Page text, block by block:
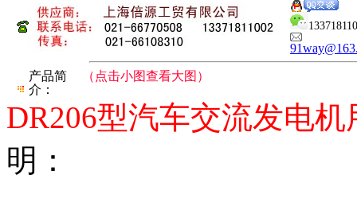
产品简
介：
（点击小图查看大图）
DR206型汽车交流发电
明：